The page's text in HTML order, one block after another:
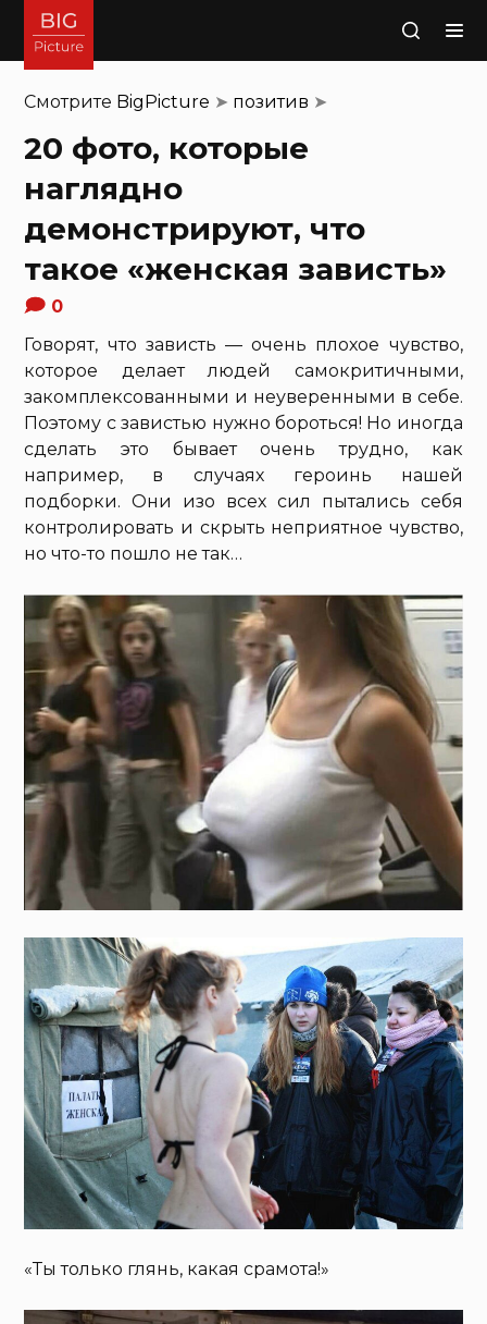
Поиск
Смотрите BigPicture ➤ позитив ➤
20 фото, которые
наглядно
демонстрируют, что
такое «женская зависть»
0
Говорят, что зависть — очень плохое чувство,
которое делает людей самокритичными,
закомплексованными и неуверенными в себе.
Поэтому с завистью нужно бороться! Но иногда
сделать это бывает очень трудно, как
например, в случаях героинь нашей
подборки. Они изо всех сил пытались себя
контролировать и скрыть неприятное чувство,
но что-то пошло не так…
«Ты только глянь, какая срамота!»